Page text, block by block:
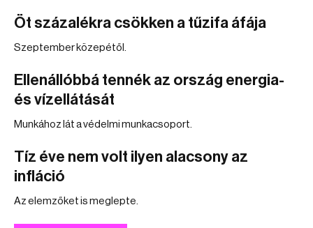
Öt százalékra csökken a tűzifa áfája
Szeptember közepétől.
Ellenállóbbá tennék az ország energia-
és vízellátását
Munkához lát a védelmi munkacsoport.
Tíz éve nem volt ilyen alacsony az
infláció
Az elemzőket is meglepte.